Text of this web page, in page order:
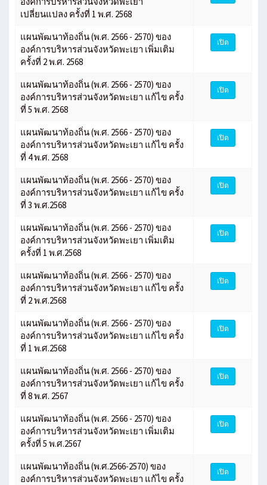
เปลี่ยนแปลง ครั้งที่ 1 พ.ศ. 2568
แผนพัฒนาท้องถิ่น (พ.ศ. 2566 - 2570) ของ
องค์การบริหารส่วนจังหวัดพะเยา เพิ่มเติม
ครั้งที่ 2 พ.ศ. 2568
เปิด
แผนพัฒนาท้องถิ่น (พ.ศ. 2566 - 2570) ของ
องค์การบริหารส่วนจังหวัดพะเยา แก้ไข ครั้ง
ที่ 5 พ.ศ. 2568
เปิด
แผนพัฒนาท้องถิ่น (พ.ศ. 2566 - 2570) ของ
องค์การบริหารส่วนจังหวัดพะเยา แก้ไข ครั้ง
ที่ 4 พ.ศ. 2568
เปิด
แผนพัฒนาท้องถิ่น (พ.ศ. 2566 - 2570) ของ
องค์การบริหารส่วนจังหวัดพะเยา แก้ไข ครั้ง
ที่ 3 พ.ศ.2568
เปิด
แผนพัฒนาท้องถิ่น (พ.ศ. 2566 - 2570) ของ
องค์การบริหารส่วนจังหวัดพะเยา เพิ่มเติม
ครั้งที่ 1 พ.ศ.2568
เปิด
แผนพัฒนาท้องถิ่น (พ.ศ. 2566 - 2570) ของ
องค์การบริหารส่วนจังหวัดพะเยา แก้ไข ครั้ง
ที่ 2 พ.ศ.2568
เปิด
แผนพัฒนาท้องถิ่น (พ.ศ. 2566 - 2570) ของ
องค์การบริหารส่วนจังหวัดพะเยา แก้ไข ครั้ง
ที่ 1 พ.ศ.2568
เปิด
แผนพัฒนาท้องถิ่น (พ.ศ. 2566 - 2570) ของ
องค์การบริหารส่วนจังหวัดพะเยา แก้ไข ครั้ง
ที่ 8 พ.ศ. 2567
เปิด
แผนพัฒนาท้องถิ่น (พ.ศ. 2566 - 2570) ของ
องค์การบริหารส่วนจังหวัดพะเยา เพิ่มเติม
ครั้งที่ 5 พ.ศ.2567
เปิด
แผนพัฒนาท้องถิ่น (พ.ศ.2566-2570) ของ
องค์การบริหารส่วนจังหวัดพะเยา แก้ไข ครั้ง
เปิด